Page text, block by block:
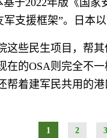
于2022年版《国
支援框架”。日本
这些民生项目，帮
在的OSA则完全不
着建军民共用的港
1 2 3